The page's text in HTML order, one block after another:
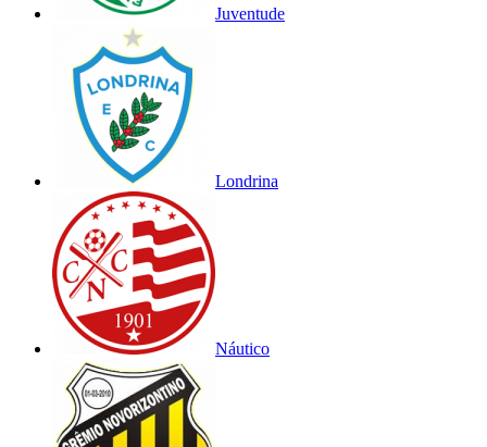
Juventude
Londrina
Náutico